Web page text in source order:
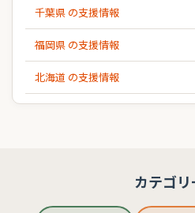
千葉県 の支援情報
福岡県 の支援情報
北海道 の支援情報
カテゴ